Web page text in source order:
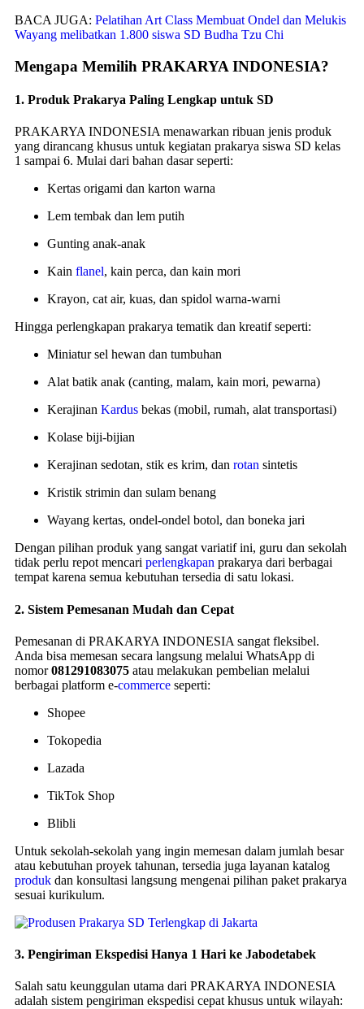
BACA JUGA: Pelatihan Art Class Membuat Ondel dan Melukis
Wayang melibatkan 1.800 siswa SD Budha Tzu Chi
Mengapa Memilih PRAKARYA INDONESIA?
1. Produk Prakarya Paling Lengkap untuk SD
PRAKARYA INDONESIA menawarkan ribuan jenis produk
yang dirancang khusus untuk kegiatan prakarya siswa SD kelas
1 sampai 6. Mulai dari bahan dasar seperti:
Kertas origami dan karton warna
Lem tembak dan lem putih
Gunting anak-anak
Kain flanel, kain perca, dan kain mori
Krayon, cat air, kuas, dan spidol warna-warni
Hingga perlengkapan prakarya tematik dan kreatif seperti:
Miniatur sel hewan dan tumbuhan
Alat batik anak (canting, malam, kain mori, pewarna)
Kerajinan Kardus bekas (mobil, rumah, alat transportasi)
Kolase biji-bijian
Kerajinan sedotan, stik es krim, dan rotan sintetis
Kristik strimin dan sulam benang
Wayang kertas, ondel-ondel botol, dan boneka jari
Dengan pilihan produk yang sangat variatif ini, guru dan sekolah
tidak perlu repot mencari perlengkapan prakarya dari berbagai
tempat karena semua kebutuhan tersedia di satu lokasi.
2. Sistem Pemesanan Mudah dan Cepat
Pemesanan di PRAKARYA INDONESIA sangat fleksibel.
Anda bisa memesan secara langsung melalui WhatsApp di
nomor081291083075 atau melakukan pembelian melalui
berbagai platform e-commerce seperti:
Shopee
Tokopedia
Lazada
TikTok Shop
Blibli
Untuk sekolah-sekolah yang ingin memesan dalam jumlah besar
atau kebutuhan proyek tahunan, tersedia juga layanan katalog
produk dan konsultasi langsung mengenai pilihan paket prakarya
sesuai kurikulum.
3. Pengiriman Ekspedisi Hanya 1 Hari ke Jabodetabek
Salah satu keunggulan utama dari PRAKARYA INDONESIA
adalah sistem pengiriman ekspedisi cepat khusus untuk wilayah: